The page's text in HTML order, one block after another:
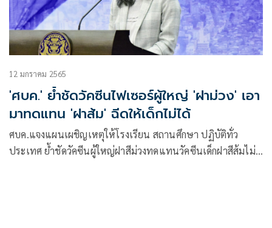
12 มกราคม 2565
'ศบค.' ย้ำชัดวัคซีนไฟเซอร์ผู้ใหญ่ 'ฝาม่วง' เอา
มาทดแทน 'ฝาส้ม' ฉีดให้เด็กไม่ได้
ศบค.แจงแผนเผชิญเหตุให้โรงเรียน สถานศึกษา ปฏิบัติทั่ว
ประเทศ ย้ำชัดวัคซีนผู้ใหญ่ฝาสีม่วงทดแทนวัคซีนเด็กฝาสีส้มไม่